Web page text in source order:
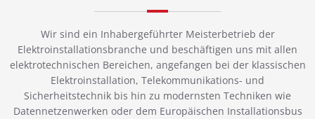
Wir sind ein Inhabergeführter Meisterbetrieb der
Elektroinstallationsbranche und beschäftigen uns mit allen
elektrotechnischen Bereichen, angefangen bei der klassischen
Elektroinstallation, Telekommunikations- und
Sicherheitstechnik bis hin zu modernsten Techniken wie
Datennetzenwerken oder dem Europäischen Installationsbus